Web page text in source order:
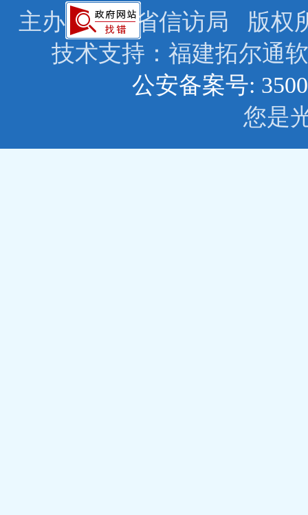
主办：福建省信访局 版权
技术支持：福建拓尔
公安备案号:
您是